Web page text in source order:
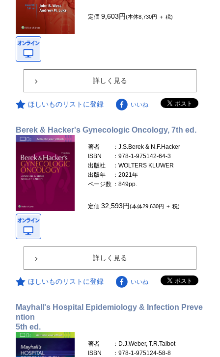
定価9,603円(本体8,730円 ＋ 税)
詳しく見る
ほしいものリストに登録 いいね
Berek & Hacker's Gynecologic Oncology, 7th ed.
著者
：J.S.Berek & N.F.Hacker
ISBN
：978-1-975142-64-3
出版社
：WOLTERS KLUWER
出版年
：2021年
ページ数 ：849pp.
定価32,593円(本体29,630円 ＋ 税)
詳しく見る
ほしいものリストに登録 いいね
Mayhall's Hospital Epidemiology & Infection Preve
ntion
5th ed.
著者
：D.J.Weber, T.R.Talbot
ISBN
：978-1-975124-58-8